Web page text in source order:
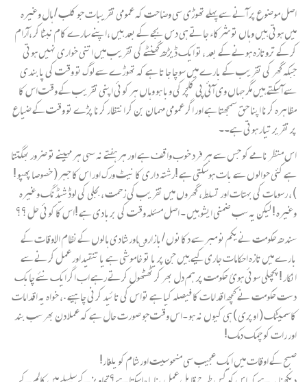
اصل موضوع پر آنے سے پہلے تھوڑی سی وضاحت کہ عمومی تقریبات جو کلب / ہال وغیرہ
میں ہوتی ہیں وہاں تو شرکاء جاتے ہی دس بجے کے بعد ہیں ،اپنے سارے کام نبٹا کر ،آرام
کر کے تروتازہ ہونے کے بعد ،تو ایک ڈیڑھ گھنٹے کی تقریب میں اتنی خواری نہیں ہوتی
جبکہ گھر کی تقریب کے بارے میں سوچا جا تا ہے کہ تھوڑے سے لوگ تو وقت کی پابندی
سے آ سکتے ہیں مگر جہاں وی آئی پی کلچر کی وبا ہو وہاں ہر کوئی اپنی تقریب کے وقت اس کا
مظاہرہ کرنا اپنا حق سمجھتا ہے اور اگر عمومی مہمان بن کر انتظار کرنا پڑے تو وقت کے ضیاع
پر تقریر تیار ہوتی ہے۔۔
اس منظر نامے کو جس سے ہر فرد خوب واقف ہے اور ہر ہفتے نہ سہی ہر مہینے تو ضرور بھگتتا
ہے کئی حوالوں سے بات ہوسکتی ہے !رشتہ داری کا نیٹ ورک اور اس کا جبر ( خصوصا پھپو !
) ، رسومات کی بہتات اور تسلط ، گھروں میں تقریب کی زحمت ،بجلی کی لوڈ شیڈنگ وغیرہ
وغیرہ ! لیکن یہ سب ضمنی ایشو ہیں ۔ اصل مسئلہ وقت کی بربادی ہے !اس کا کوئی حل ؟؟
سندھ حکومت نےیکم نومبر سے دکانوں /بازاروںاور شادی ہالوں کےنظام الاوقات کے
بارے میں تازہ احکامات جاری کیے ہیں جن پر یا تو خاموشی ہے یا تنقیداور عمل کرنے سے
انکار ! پچهلی سوئی ہوئ حکومت پر ہم دل بهر کر ٹهٹهول کرتے رہے اب اگر ایک نئے چابک
دست حکومت نے کچھ اقدامات کا فیصلہ کیا ہے تواس کی تائید کرنی چاہیے .، خواہ یہ اقدامات
کاسمیٹک ( اوپری ) ہی کیوں نہ ہو ۔اس وقت جو صورت حال ہے کہ عملا دن بهر سب بند
اور رات کو چمک دمک!
صبح کے اوقات میں ایک عجیب سی منحوسیت اور شام کو یلغار!